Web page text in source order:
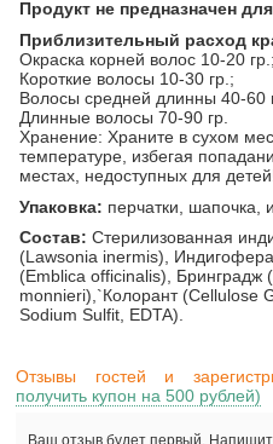
Продукт не предназначен
Приблизительный расход
Окраска корней волос 10-20 гр.;
Короткие волосы 10-30 гр.;
Волосы средней длинны 40-60
Длинные волосы 70-90 гр.
Хранение: Храните в сухом
температуре, избегая
местах, недоступных для
Упаковка: перчатки, шапочка,
Состав: Стерилизованная
(Lawsonia inermis),
(Emblica officinalis), Бринградж
monnieri),`Колорант (Сellulose
Sodium Sulfit, EDTA).
Отзывы гостей и
получить купон на 500 рублей)
Ваш отзыв будет первый.